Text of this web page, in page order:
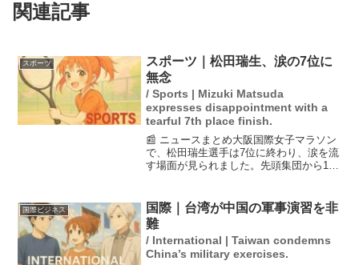
関連記事
スポーツ
スポーツ｜松田瑞生、涙の7位に
無念
/ Sports | Mizuki Matsuda
expresses disappointment with a
tearful 7th place finish.
📰 ニュースまとめ大阪国際女子マラソン
で、松田瑞生選手は7位に終わり、涙を流
す場面が見られました。先頭集団から16
フィニッシュしました。この結果は、9月
の名古屋ア...
国際ビジネス
国際｜台湾が中国の軍事演習を非
難
/ International | Taiwan condemns
China’s military exercises.